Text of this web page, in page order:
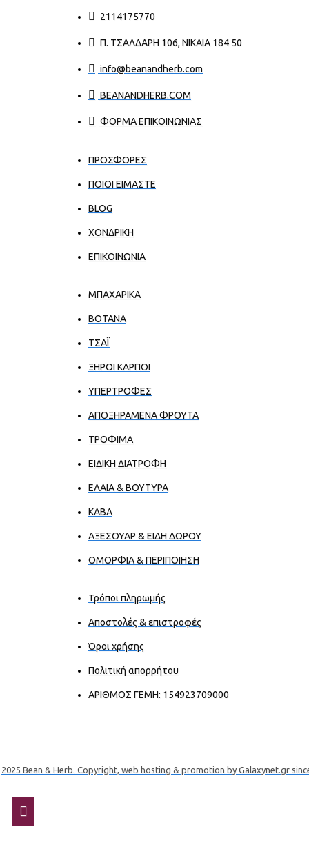
2114175770
Π. ΤΣΑΛΔΆΡΗ 106, ΝΊΚΑΙΑ 184 50
info@beanandherb.com
BEANANDHERB.COM
ΦΟΡΜΑ ΕΠΙΚΟΙΝΩΝΙΑΣ
ΠΡΟΣΦΟΡΕΣ
ΠΟΙΟΙ ΕΊΜΑΣΤΕ
BLOG
ΧΟΝΔΡΙΚΉ
ΕΠΙΚΟΙΝΩΝΊΑ
ΜΠΑΧΑΡΙΚΑ
ΒΟΤΑΝΑ
ΤΣΑΪ
ΞΗΡΟΙ ΚΑΡΠΟΙ
ΥΠΕΡΤΡΟΦΕΣ
ΑΠΟΞΗΡΑΜΕΝΑ ΦΡΟΥΤΑ
ΤΡΟΦΙΜΑ
ΕΙΔΙΚΗ ΔΙΑΤΡΟΦΗ
ΕΛΑΙΑ & ΒΟΥΤΥΡΑ
ΚΑΒΑ
ΑΞΕΣΟΥΑΡ & ΕΙΔΗ ΔΩΡΟΥ
ΟΜΟΡΦΙΑ & ΠΕΡΙΠΟΙΗΣΗ
Τρόποι πληρωμής
Αποστολές & επιστροφές
Όροι χρήσης
Πολιτική απορρήτου
ΑΡΙΘΜΟΣ ΓΕΜΗ: 154923709000
2025 Bean & Herb. Copyright, web hosting & promotion by Galaxynet.gr